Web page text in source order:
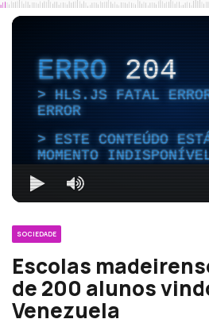
ERRO204
HLS.JS FATAL
ERROR
ESTE CONTEÚDO
MOMENTO
SOCIEDADE
Escolas
de 200 alunos
Venezuela